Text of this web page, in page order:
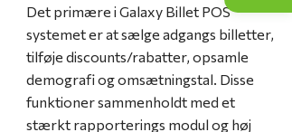
Det primære i Galaxy Billet POS
systemet er at sælge adgangs billetter,
tilføje discounts/rabatter, opsamle
demografi og omsætningstal. Disse
funktioner sammenholdt med et
stærkt rapporterings modul og høj